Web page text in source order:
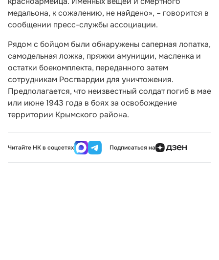
медальона, к сожалению, не найдено», – говорится в
сообщении пресс-службы ассоциации.
Рядом с бойцом были обнаружены саперная лопатка,
самодельная ложка, пряжки амуниции, масленка и
остатки боекомплекта, переданного затем
сотрудникам Росгвардии для уничтожения.
Предполагается, что неизвестный солдат погиб в мае
или июне 1943 года в боях за освобождение
территории Крымского района.
Читайте НК в соцсетях Подписаться на